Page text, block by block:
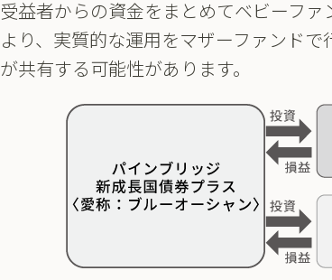
受益者からの資金をまとめてベビーフ
より、実質的な運用をマザーファンド
が共有する可能性があります。